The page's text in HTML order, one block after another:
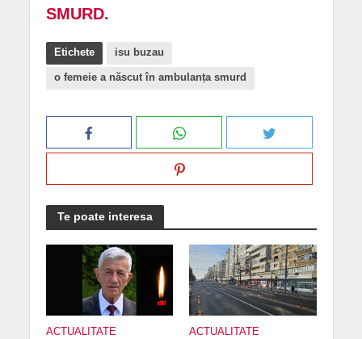
SMURD.
Etichete isu buzau
o femeie a născut în ambulanța smurd
Te poate interesa
ACTUALITATE ACTUALITATE